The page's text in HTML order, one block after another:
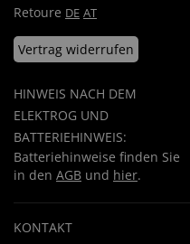
Retoure DE AT
Vertrag widerrufen
HINWEIS NACH DEM
ELEKTROG UND
BATTERIEHINWEIS:
Batteriehinweise finden Sie
in den AGB und hier.
KONTAKT